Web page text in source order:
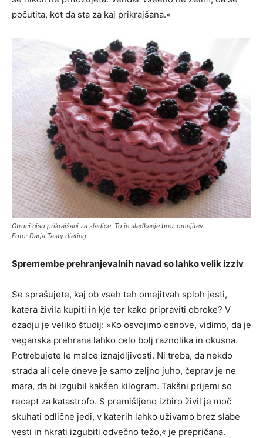
počutita, kot da sta za kaj prikrajšana.«
Otroci niso prikrajšani za sladice. To je sladkanje brez omejitev.
Foto: Darja Tasty dieting
Spremembe prehranjevalnih navad so lahko velik izziv
Se sprašujete, kaj ob vseh teh omejitvah sploh jesti,
katera živila kupiti in kje ter kako pripraviti obroke? V
ozadju je veliko študij: »Ko osvojimo osnove, vidimo, da je
veganska prehrana lahko celo bolj raznolika in okusna.
Potrebujete le malce iznajdljivosti. Ni treba, da nekdo
strada ali cele dneve je samo zeljno juho, čeprav je ne
mara, da bi izgubil kakšen kilogram. Takšni prijemi so
recept za katastrofo. S premišljeno izbiro živil je moč
skuhati odlične jedi, v katerih lahko uživamo brez slabe
vesti in hkrati izgubiti odvečno težo,« je prepričana.